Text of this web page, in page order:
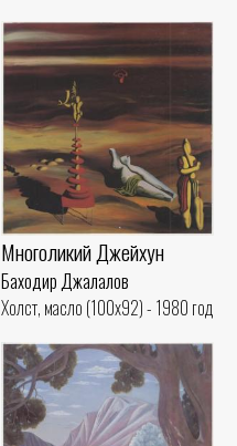
Многоликий Джейхун
Баходир Джалалов
Холст, масло (100x92) - 1980 год